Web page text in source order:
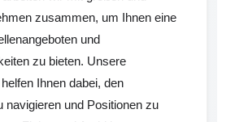
zusammen, um Ihnen eine
und
zu bieten. Unsere
Ihnen dabei, den
navigieren und Positionen zu